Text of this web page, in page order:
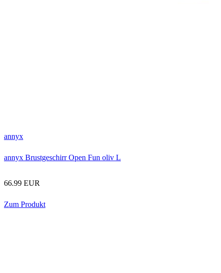
annyx
annyx Brustgeschirr Open Fun oliv L
66.99 EUR
Zum Produkt